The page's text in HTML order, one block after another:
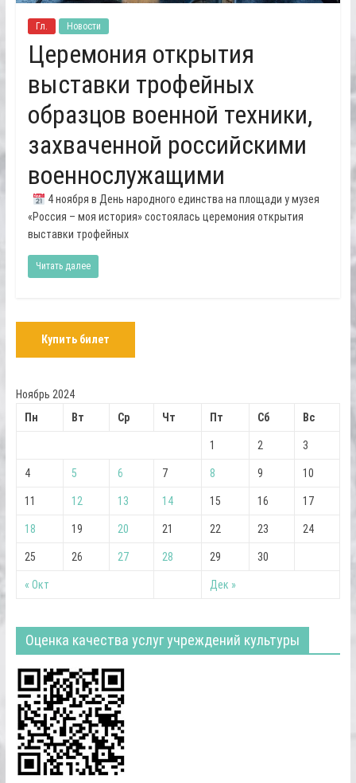
Гл. Новости
Церемония открытия
выставки трофейных
образцов военной техники,
захваченной российскими
военнослужащими
4 ноября в День народного единства на площади у музея
«Россия – моя история» состоялась церемония открытия
выставки трофейных
Читать далее
Купить билет
Ноябрь 2024
Пн
Вт Ср Чт Пт Сб Вс
« Окт Дек »
1 2 3
4 5 6 7 8 9 10
11 12 13 14 15 16 17
18 19 20 21 22 23 24
25 26 27 28 29 30
Оценка качества услуг учреждений культуры